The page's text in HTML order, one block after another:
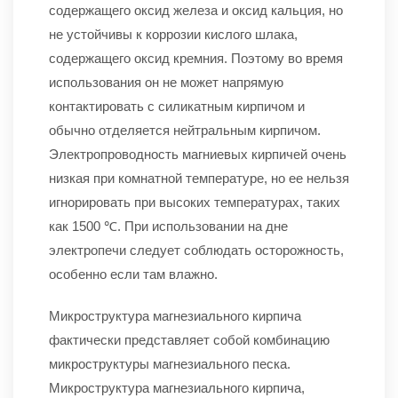
содержащего оксид железа и оксид кальция, но
не устойчивы к коррозии кислого шлака,
содержащего оксид кремния. Поэтому во время
использования он не может напрямую
контактировать с силикатным кирпичом и
обычно отделяется нейтральным кирпичом.
Электропроводность магниевых кирпичей очень
низкая при комнатной температуре, но ее нельзя
игнорировать при высоких температурах, таких
как 1500 ℃. При использовании на дне
электропечи следует соблюдать осторожность,
особенно если там влажно.
Микроструктура магнезиального кирпича
фактически представляет собой комбинацию
микроструктуры магнезиального песка.
Микроструктура магнезиального кирпича,